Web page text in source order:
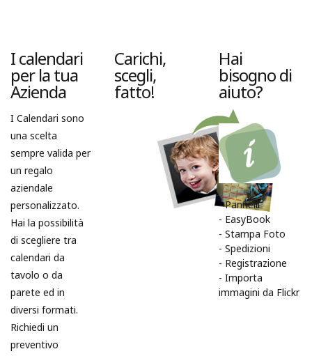
I calendari
per la tua
Azienda
I Calendari sono
una scelta
sempre valida per
un regalo
aziendale
personalizzato.
Hai la possibilità
di scegliere tra
calendari da
tavolo o da
parete ed in
diversi formati.
Richiedi un
preventivo
Carichi,
scegli,
fatto!
Hai
bisogno di
aiuto?
-Pannelli
- EasyBook
- Stampa Foto
- Spedizioni
- Registrazione
- Importa
immagini da Flickr